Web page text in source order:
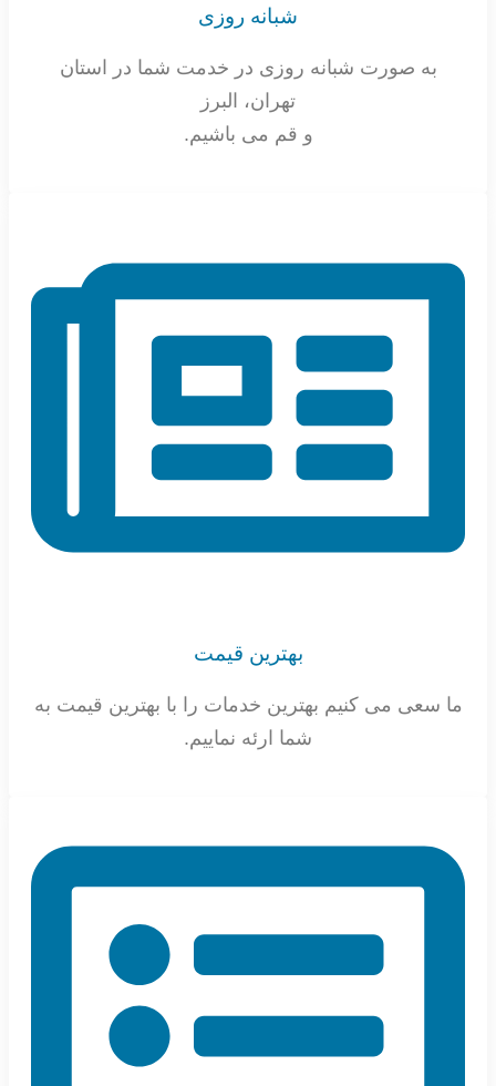
شبانه روزی
به صورت شبانه روزی در خدمت شما در استان
تهران، البرز
و قم می باشیم.
بهترین قیمت
ما سعی می کنیم بهترین خدمات را با بهترین قیمت به
شما ارئه نماییم.